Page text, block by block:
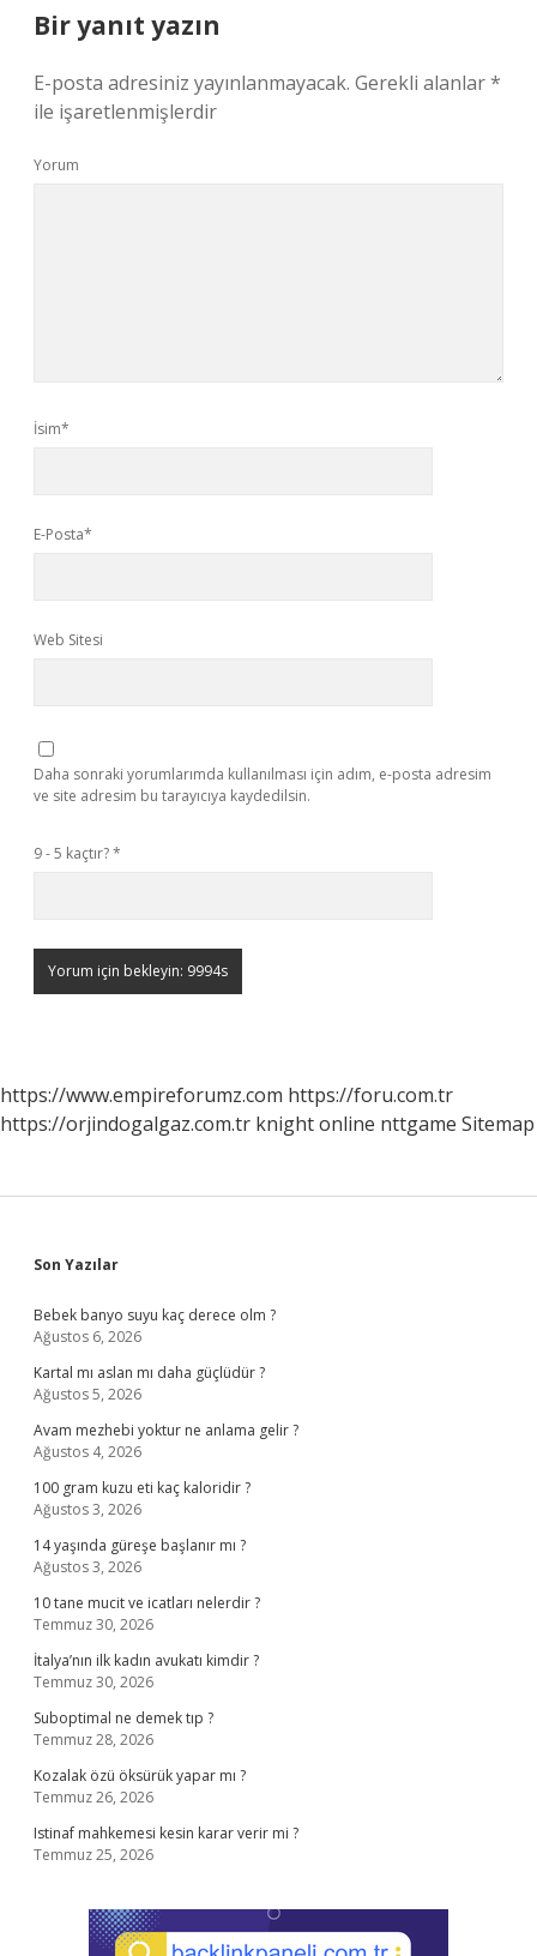
Bir yanıt yazın
E-posta adresiniz yayınlanmayacak. Gerekli alanlar*
ile işaretlenmişlerdir
Yorum
İsim*
E-Posta*
Web Sitesi
Daha sonraki yorumlarımda kullanılması için adım, e-posta adresim
ve site adresim bu tarayıcıya kaydedilsin.
9 - 5 kaçtır?*
https://www.empireforumz.com https://foru.com.tr
https://orjindogalgaz.com.tr knight online nttgame Sitemap
Sidebar
Son Yazılar
Bebek banyo suyu kaç derece olm ?
Ağustos 6, 2026
Kartal mı aslan mı daha güçlüdür ?
Ağustos 5, 2026
Avam mezhebi yoktur ne anlama gelir ?
Ağustos 4, 2026
100 gram kuzu eti kaç kaloridir ?
Ağustos 3, 2026
14 yaşında güreşe başlanır mı ?
Ağustos 3, 2026
10 tane mucit ve icatları nelerdir ?
Temmuz 30, 2026
İtalya’nın ilk kadın avukatı kimdir ?
Temmuz 30, 2026
Suboptimal ne demek tıp ?
Temmuz 28, 2026
Kozalak özü öksürük yapar mı ?
Temmuz 26, 2026
Istinaf mahkemesi kesin karar verir mi ?
Temmuz 25, 2026